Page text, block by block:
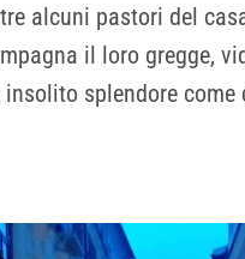
alcuni pastori del
il loro gregge,
splendore